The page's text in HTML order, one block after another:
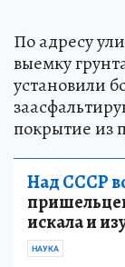
По адресу
выемку
установили
покрытие из
Над СССР
искала и
НАУКА